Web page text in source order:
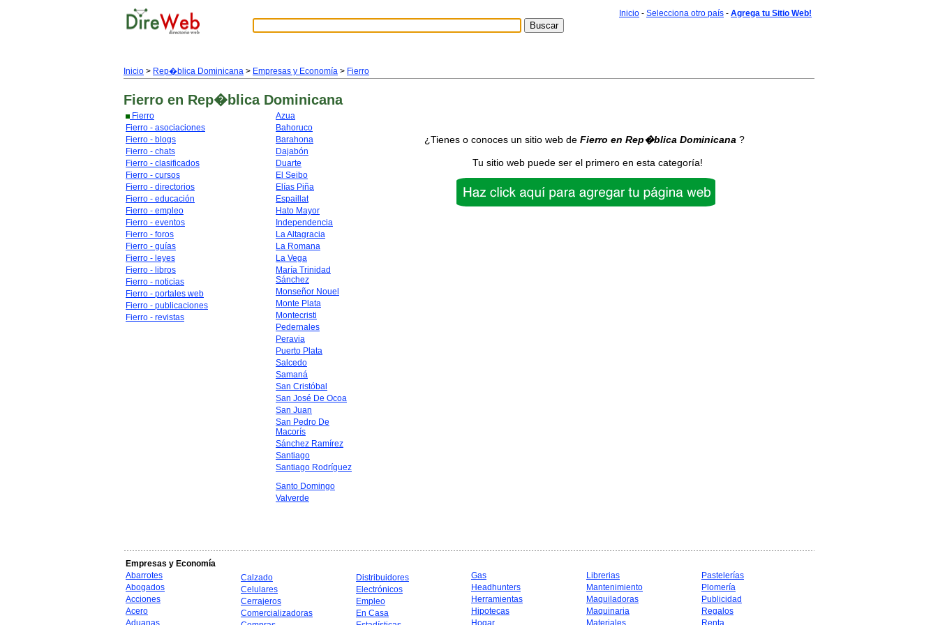
Inicio - Selecciona otro país - Agrega tu Sitio Web!
Inicio > Rep�blica Dominicana > Empresas y Economía > Fierro
Fierro en Rep�blica Dominicana
Fierro
Fierro - asociaciones
Fierro - blogs
Fierro - chats
Fierro - clasificados
Fierro - cursos
Fierro - directorios
Fierro - educación
Fierro - empleo
Fierro - eventos
Fierro - foros
Fierro - guías
Fierro - leyes
Fierro - libros
Fierro - noticias
Fierro - portales web
Fierro - publicaciones
Fierro - revistas
Azua
Bahoruco
Barahona
Dajabón
Duarte
El Seibo
Elías Piña
Espaillat
Hato Mayor
Independencia
La Altagracia
La Romana
La Vega
María Trinidad
Sánchez
Monseñor Nouel
Monte Plata
Montecristi
Pedernales
Peravia
Puerto Plata
Salcedo
Samaná
San Cristóbal
San José De Ocoa
San Juan
San Pedro De
Macorís
Sánchez Ramírez
Santiago
Santiago Rodríguez
Santo Domingo
Valverde
¿Tienes o conoces un sitio web de Fierro en Rep�blica Dominicana ?
Tu sitio web puede ser el primero en esta categoría!
Empresas y Economía
Abarrotes
Abogados
Acciones
Acero
Aduanas
Calzado
Celulares
Cerrajeros
Comercializadoras
Distribuidores
Electrónicos
Empleo
En Casa
Gas
Headhunters
Herramientas
Hipotecas
Hogar
Librerias
Mantenimiento
Maquiladoras
Maquinaria
Materiales
Pastelerías
Plomería
Publicidad
Regalos
Renta